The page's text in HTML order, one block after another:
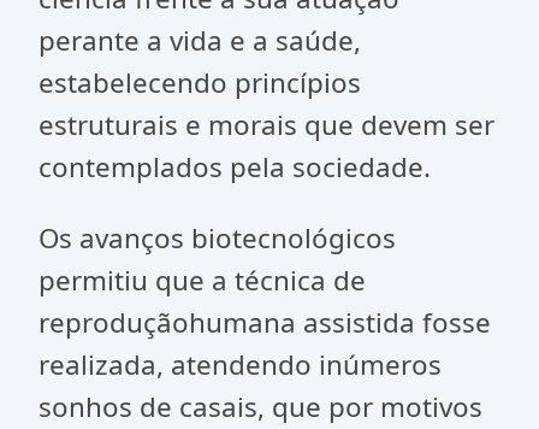
perante a vida e a saúde,
estabelecendo princípios
estruturais e morais que devem ser
contemplados pela sociedade.
Os avanços biotecnológicos
permitiu que a técnica de
reproduçãohumana assistida fosse
realizada, atendendo inúmeros
sonhos de casais, que por motivos